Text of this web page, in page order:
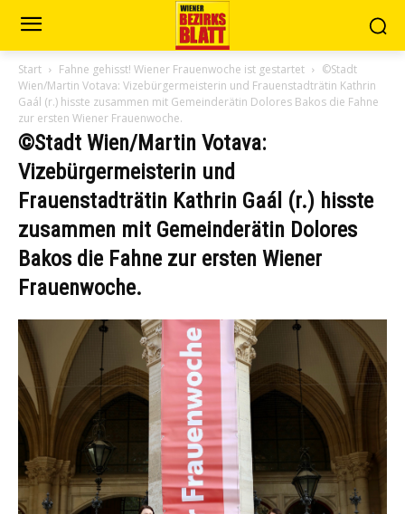
Start Fahne gehisst! Wiener Frauenwoche ist gestartet
©Stadt
Wien/Martin Votava: Vizebürgermeisterin und Frauenstadträtin Kathrin
Gaál (r.) hisste zusammen mit Gemeinderätin Dolores Bakos die Fahne
zur ersten Wiener Frauenwoche.
©Stadt Wien/Martin Votava:
Vizebürgermeisterin und
Frauenstadträtin Kathrin Gaál (r.) hisste
zusammen mit Gemeinderätin Dolores
Bakos die Fahne zur ersten Wiener
Frauenwoche.